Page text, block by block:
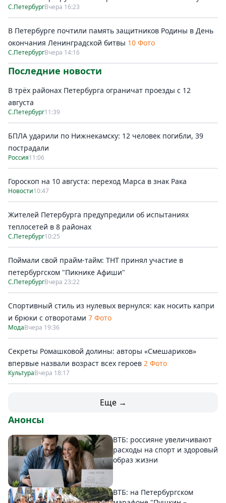
С.ПетербургВчера 16:23
В Петербурге почтили память защитников Родины в День
окончания Ленинградской битвы 10 Фото
С.ПетербургВчера 14:16
Последние новости
В трёх районах Петербурга ограничат проезды с 12
августа
С.Петербург11:39
БПЛА ударили по Нижнекамску: 12 человек погибли, 39
пострадали
Россия11:06
Гороскоп на 10 августа: переход Марса в знак Рака
Новости10:47
Жителей Петербурга предупредили об испытаниях
теплосетей в 8 районах
С.Петербург10:25
Поймали свой прайм-тайм: ТНТ принял участие в
петербургском "Пикнике Афиши"
С.ПетербургВчера 23:22
Спортивный стиль из нулевых вернулся: как носить капри
и брюки с отворотами 7 Фото
МодаВчера 19:36
Секреты Ромашковой долины: авторы «Смешариков»
впервые назвали возраст всех героев 2 Фото
КультураВчера 18:17
Еще →
Анонсы
ВТБ: россияне увеличивают
расходы на спорт и здоровый
образ жизни
ВТБ: на Петербургском